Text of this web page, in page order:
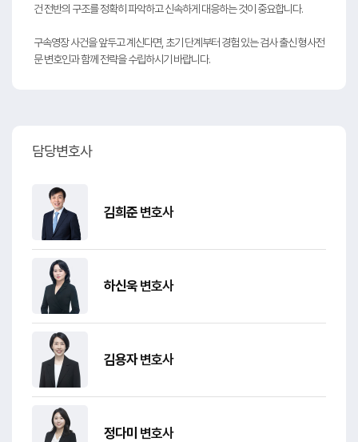
건 전반의 구조를 정확히 파악하고 신속하게 대응하는 것이 중요합니다.
구속영장 사건을 앞두고 계신다면, 초기 단계부터 경험 있는 검사 출신 형사전
문 변호인과 함께 전략을 수립하시기 바랍니다.
담당변호사
김희준 변호사
하신욱 변호사
김용자변호사
정다미 변호사